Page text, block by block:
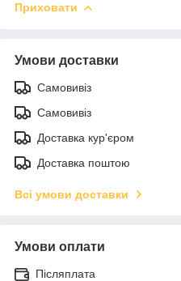
Приховати
Умови доставки
Самовивіз
Самовивіз
Доставка кур'єром
Доставка поштою
Всі умови доставки
Умови оплати
Післяплата